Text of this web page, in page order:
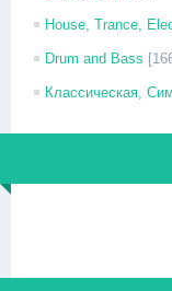
House, Trance,
Drum and Bass
Классическая,